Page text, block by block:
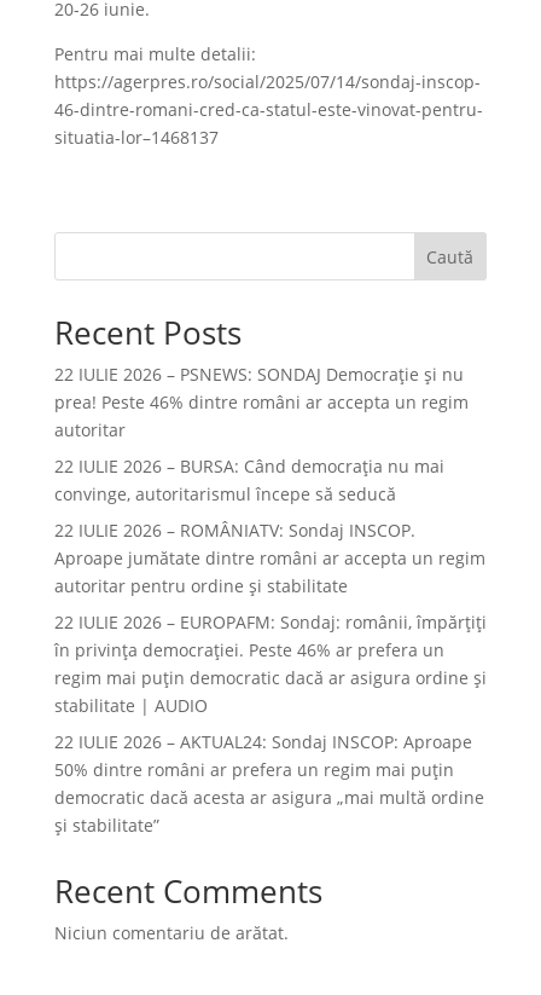
20-26 iunie.
Pentru mai multe detalii:
https://agerpres.ro/social/2025/07/14/sondaj-inscop-
46-dintre-romani-cred-ca-statul-este-vinovat-pentru-
situatia-lor–1468137
Caută
Recent Posts
22 IULIE 2026 – PSNEWS: SONDAJ Democrație și nu
prea! Peste 46% dintre români ar accepta un regim
autoritar
22 IULIE 2026 – BURSA: Când democraţia nu mai
convinge, autoritarismul începe să seducă
22 IULIE 2026 – ROMÂNIATV: Sondaj INSCOP.
Aproape jumătate dintre români ar accepta un regim
autoritar pentru ordine și stabilitate
22 IULIE 2026 – EUROPAFM: Sondaj: românii, împărțiți
în privința democrației. Peste 46% ar prefera un
regim mai puțin democratic dacă ar asigura ordine și
stabilitate | AUDIO
22 IULIE 2026 – AKTUAL24: Sondaj INSCOP: Aproape
50% dintre români ar prefera un regim mai puțin
democratic dacă acesta ar asigura „mai multă ordine
și stabilitate”
Recent Comments
Niciun comentariu de arătat.